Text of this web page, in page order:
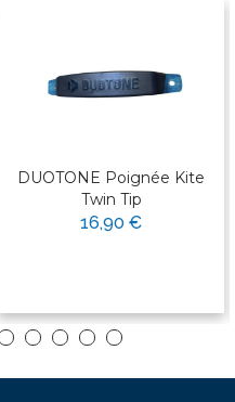
DUOTONE Poignée Kite
Twin Tip
16,90 €